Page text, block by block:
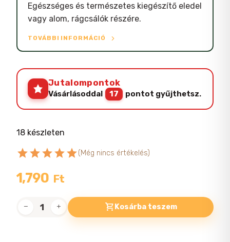
starstarstarstarstar(Még nincs értékelés)
1,790 Ft
Egészséges és természetes kiegészítő eledel
vagy alom, rágcsálók részére.
TOVÁBBI INFORMÁCIÓ
Jutalompontok
Vásárlásoddal 17 pontot gyűjthetsz.
18 készleten
Vitapol
Kosárba teszem